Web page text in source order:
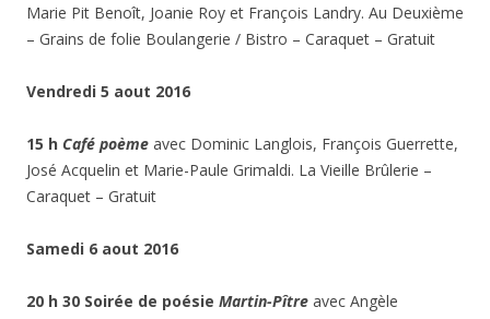
Marie Pit Benoît, Joanie Roy et François Landry. Au Deuxième
– Grains de folie Boulangerie / Bistro – Caraquet – Gratuit
Vendredi 5 aout 2016
15 h Café poème avec Dominic Langlois, François Guerrette,
José Acquelin et Marie-Paule Grimaldi. La Vieille Brûlerie –
Caraquet – Gratuit
Samedi 6 aout 2016
20 h 30 Soirée de poésie Martin-Pître avec Angèle